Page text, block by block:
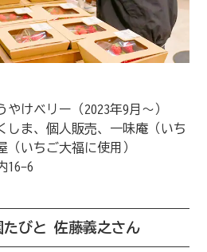
けベリー（2023年9月〜）
しま、個人販売、一味庵（いち
（いちご大福に使用）
16-6
びと 佐藤義之さん